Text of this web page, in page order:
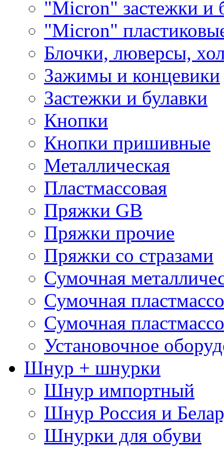
"Micron" застежки и
"Micron"
Блочки, люверсы,
Зажимы и концевики
Застежки и булавки
Кнопки
Кнопки пришивные
Металлическая
Пластмассовая
Пряжки GB
Пряжки прочие
Пряжки со стразами
Сумочная
Сумочная
Сумочная
Установочное
Шнур + шнурки
Шнур импортный
Шнур Россия и
Шнурки для обуви